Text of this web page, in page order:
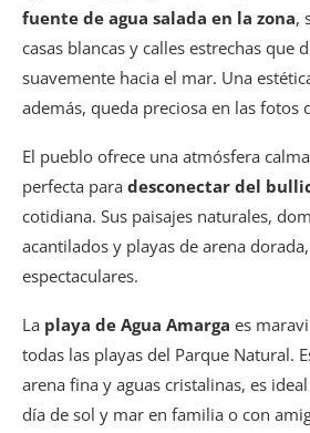
fuente de agua salada en la zona,
casas blancas y calles estrechas que
suavemente hacia el mar. Una
además, queda preciosa en las fotos
El pueblo ofrece una atmósfera
perfecta para desconectar del
cotidiana. Sus paisajes naturales,
acantilados y playas de arena
espectaculares.
La playa de Agua Amarga es
todas las playas del Parque Natural.
arena fina y aguas cristalinas, es
día de sol y mar en familia o con